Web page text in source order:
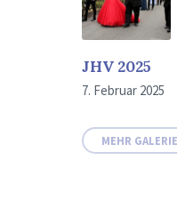
JHV 2025
7. Februar 2025
MEHR